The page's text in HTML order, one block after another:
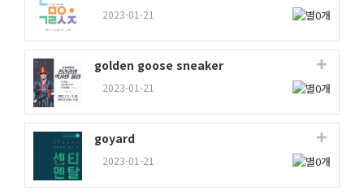
2023-01-21
golden goose sneaker
2023-01-21
goyard
2023-01-21